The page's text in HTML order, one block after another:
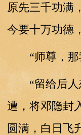
原先三千功满
今要十万功德
“师尊，那
“留给后人
遭，将邓隐封
圆满，白日飞